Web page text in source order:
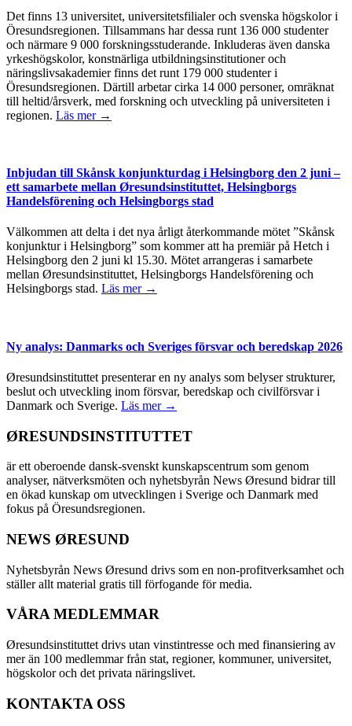
Det finns 13 universitet, universitetsfilialer och svenska högskolor i
Öresundsregionen. Tillsammans har dessa runt 136 000 studenter
och närmare 9 000 forskningsstuderande. Inkluderas även danska
yrkeshögskolor, konstnärliga utbildningsinstitutioner och
näringslivsakademier finns det runt 179 000 studenter i
Öresundsregionen. Därtill arbetar cirka 14 000 personer, omräknat
till heltid/årsverk, med forskning och utveckling på universiteten i
regionen. Läs mer →
Inbjudan till Skånsk konjunkturdag i Helsingborg den 2 juni –
ett samarbete mellan Øresundsinstituttet, Helsingborgs
Handelsförening och Helsingborgs stad
Välkommen att delta i det nya årligt återkommande mötet ”Skånsk
konjunktur i Helsingborg” som kommer att ha premiär på Hetch i
Helsingborg den 2 juni kl 15.30. Mötet arrangeras i samarbete
mellan Øresundsinstituttet, Helsingborgs Handelsförening och
Helsingborgs stad. Läs mer →
Ny analys: Danmarks och Sveriges försvar och beredskap 2026
Øresundsinstituttet presenterar en ny analys som belyser strukturer,
beslut och utveckling inom försvar, beredskap och civilförsvar i
Danmark och Sverige. Läs mer →
ØRESUNDSINSTITUTTET
är ett oberoende dansk-svenskt kunskapscentrum som genom
analyser, nätverksmöten och nyhetsbyrån News Øresund bidrar till
en ökad kunskap om utvecklingen i Sverige och Danmark med
fokus på Öresundsregionen.
NEWS ØRESUND
Nyhetsbyrån News Øresund drivs som en non-profitverksamhet och
ställer allt material gratis till förfogande för media.
VÅRA MEDLEMMAR
Øresundsinstituttet drivs utan vinst­intresse och med finansiering av
mer än 100 medlemmar från stat, regioner, kommuner, universitet,
högskolor och det privata näringslivet.
KONTAKTA OSS